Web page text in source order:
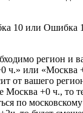
10 или Ошибка
регион и
ч.» или «Москва
от вашего
Москва +0 ч., то
по